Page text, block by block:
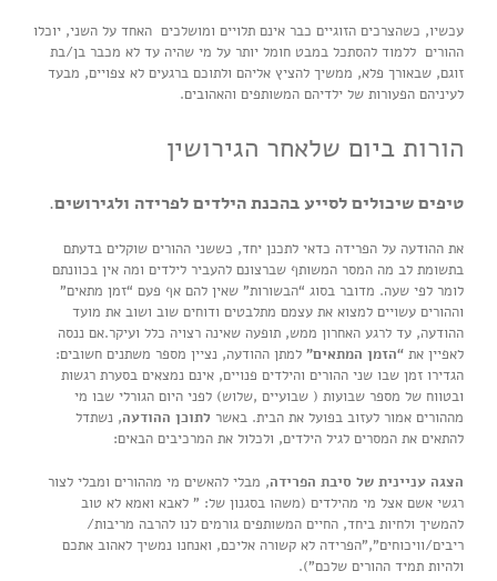
עכשיו, כשהצרכים הזוגיים כבר אינם תלויים ומושלכים האחד על השני, יוכלו
ההורים ללמוד להסתכל במבט חומל יותר על מי שהיה עד לא מכבר בן/בת
זוגם, שבאורך פלא, ממשיך להציץ אליהם ולתוכם ברגעים לא צפויים, מבעד
לעיניהם הפעורות של ילדיהם המשותפים והאהובים.
הורות ביום שלאחר הגירושין
טיפים שיכולים לסייע בהכנת הילדים לפרידה ולגירושים.
את ההודעה על הפרידה כדאי לתכנן יחד, כששני ההורים שוקלים בדעתם
בתשומת לב מה המסר המשותף שברצונם להעביר לילדים ומה אין בכוונתם
לומר לפי שעה. מדובר בסוג “הבשורות” שאין להם אף פעם “זמן מתאים”
וההורים עשויים למצוא את עצמם מתלבטים ודוחים שוב ושוב את מועד
ההודעה, עד לרגע האחרון ממש, תופעה שאינה רצויה כלל ועיקר.אם ננסה
לאפיין את “הזמן המתאים” למתן ההודעה, נציין מספר משתנים חשובים:
הגדירו זמן שבו שני ההורים והילדים פנויים, אינם נמצאים בסערת רגשות
ובטווח של מספר שבועות ( שבועיים ,שלוש) לפני היום הגורלי שבו מי
מההורים אמור לעזוב בפועל את הבית. באשר לתוכן ההודעה, נשתדל
להתאים את המסרים לגיל הילדים, ולכלול את המרכיבים הבאים:
הצגה עניינית של סיבת הפרידה, מבלי להאשים מי מההורים ומבלי לצור
רגשי אשם אצל מי מהילדים (משהו בסגנון של: ” לאבא ואמא לא טוב
להמשיך ולחיות ביחד, החיים המשותפים גורמים לנו להרבה מריבות/
ריבים/וויכוחים”,”הפרידה לא קשורה אליכם, ואנחנו נמשיך לאהוב אתכם
ולהיות תמיד ההורים שלכם”).